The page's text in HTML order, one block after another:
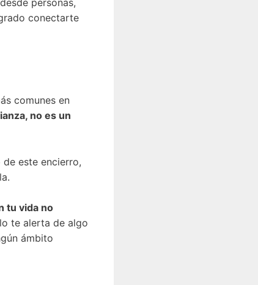
personas,
conectarte
comunes en
no es un
este encierro,
tu vida no
te alerta de algo
ámbito